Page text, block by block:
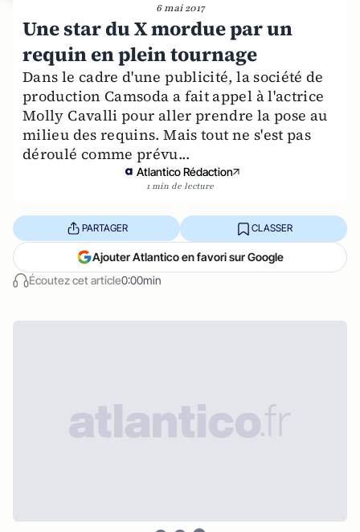
6 mai 2017
Une star du X mordue par un
requin en plein tournage
Dans le cadre d'une publicité, la société de
production Camsoda a fait appel à l'actrice
Molly Cavalli pour aller prendre la pose au
milieu des requins. Mais tout ne s'est pas
déroulé comme prévu...
Atlantico Rédaction
1 min de lecture
Écoutez cet article0:00min
PARTAGER CLASSER
Ajouter Atlantico en favori sur Google